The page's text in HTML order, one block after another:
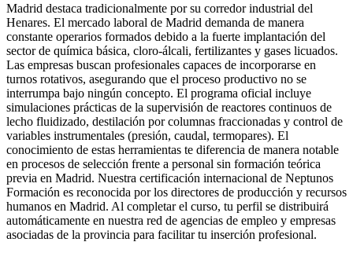
Madrid destaca tradicionalmente por su corredor industrial del
Henares. El mercado laboral de Madrid demanda de manera
constante operarios formados debido a la fuerte implantación del
sector de química básica, cloro-álcali, fertilizantes y gases licuados.
Las empresas buscan profesionales capaces de incorporarse en
turnos rotativos, asegurando que el proceso productivo no se
interrumpa bajo ningún concepto. El programa oficial incluye
simulaciones prácticas de la supervisión de reactores continuos de
lecho fluidizado, destilación por columnas fraccionadas y control de
variables instrumentales (presión, caudal, termopares). El
conocimiento de estas herramientas te diferencia de manera notable
en procesos de selección frente a personal sin formación teórica
previa en Madrid. Nuestra certificación internacional de Neptunos
Formación es reconocida por los directores de producción y recursos
humanos en Madrid. Al completar el curso, tu perfil se distribuirá
automáticamente en nuestra red de agencias de empleo y empresas
asociadas de la provincia para facilitar tu inserción profesional.